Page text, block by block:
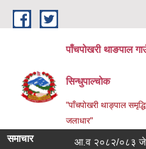
Skip to main content
पाँचपोखरी थाङपाल
सिन्धुपाल्चोक
"पाँचपोखरी थाङ्पाल
जलाधार"
समाचार आ.व २०८२/०८३ जेठ